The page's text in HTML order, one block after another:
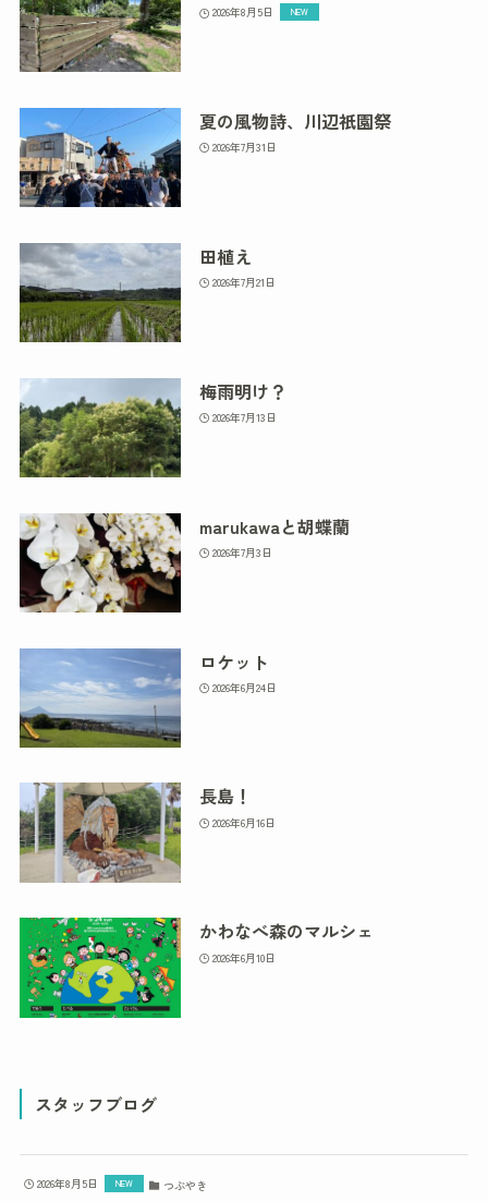
2026年8月5日
夏の風物詩、川辺祇園祭
2026年7月31日
田植え
2026年7月21日
梅雨明け？
2026年7月13日
marukawaと胡蝶蘭
2026年7月3日
ロケット
2026年6月24日
長島！
2026年6月16日
かわなべ森のマルシェ
2026年6月10日
スタッフブログ
2026年8月5日 つぶやき